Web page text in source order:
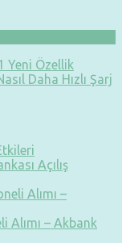
Yeni Özellik
Daha Hızlı Şarj
Açılış
Alımı –
Alımı – Akbank